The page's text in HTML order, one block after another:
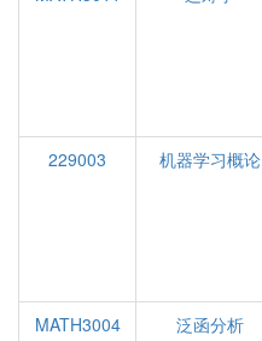
229003
机器学习概论
MATH3004
泛函分析